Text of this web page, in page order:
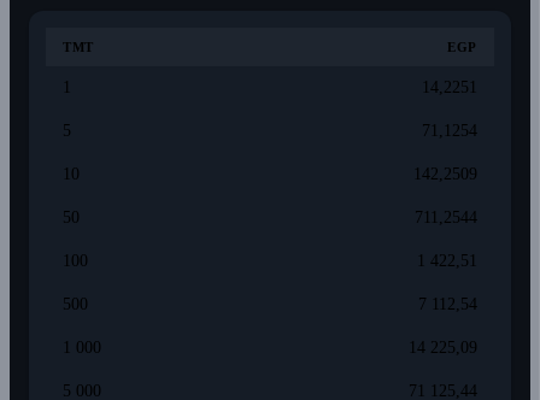
TMT EGP
1 14,2251
5 71,1254
10 142,2509
50 711,2544
100 1 422,51
500 7 112,54
1 000 14 225,09
5 000 71 125,44